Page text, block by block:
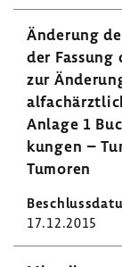
Ände­rung
der Fassung
zur
Anlage 1
kungen –
Tumoren
17.12.2015